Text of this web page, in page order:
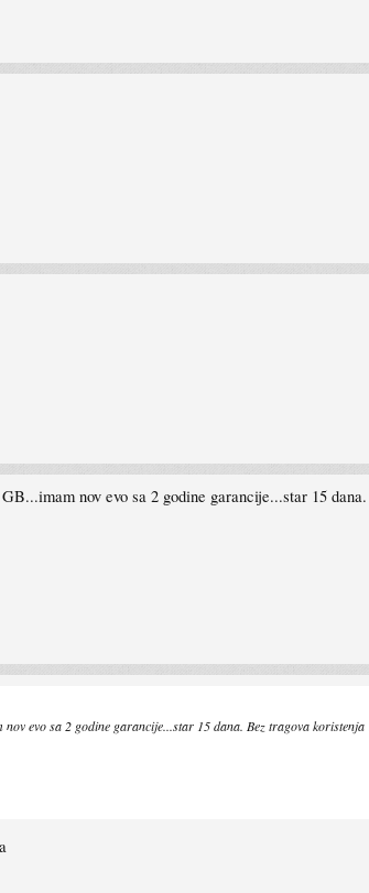
nov evo sa 2 godine garancije...star 15
evo sa 2 godine garancije...star 15 dana. Bez tragova koristenja